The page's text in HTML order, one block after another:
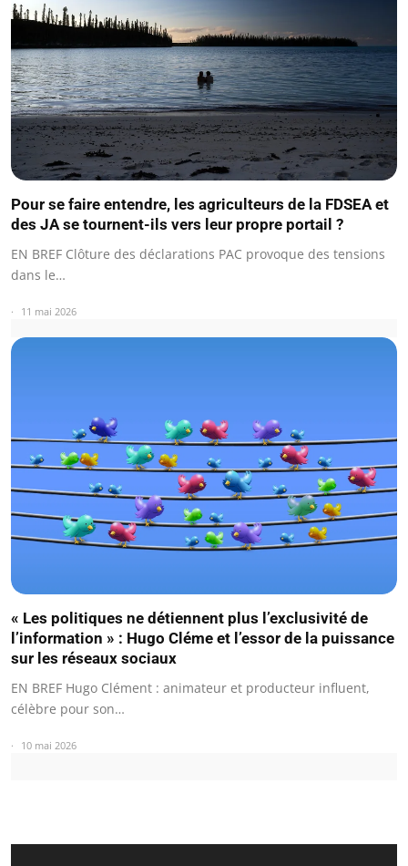
Pour se faire entendre, les agriculteurs de la FDSEA et
des JA se tournent-ils vers leur propre portail ?
EN BREF Clôture des déclarations PAC provoque des tensions
dans le…
11 mai 2026
« Les politiques ne détiennent plus l’exclusivité de
l’information » : Hugo Cléme et l’essor de la puissance
sur les réseaux sociaux
EN BREF Hugo Clément : animateur et producteur influent,
célèbre pour son…
10 mai 2026